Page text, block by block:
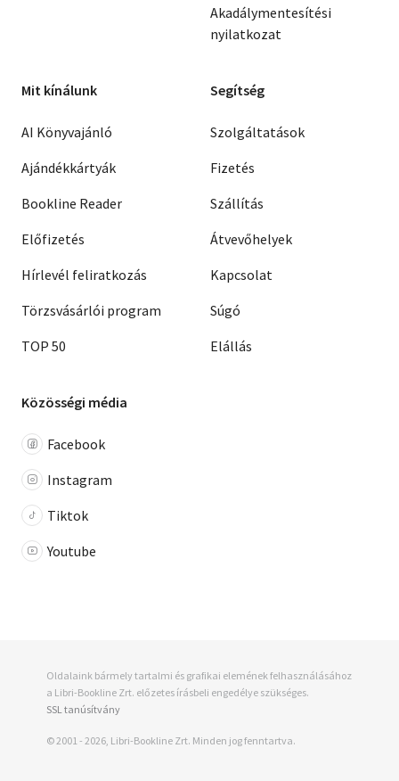
Akadálymentesítési
nyilatkozat
Mit kínálunk
AI Könyvajánló
Ajándékkártyák
Bookline Reader
Előfizetés
Hírlevél feliratkozás
Törzsvásárlói program
TOP 50
Segítség
Szolgáltatások
Fizetés
Szállítás
Átvevőhelyek
Kapcsolat
Súgó
Elállás
Közösségi média
Facebook
Instagram
Tiktok
Youtube
Oldalaink bármely tartalmi és grafikai elemének felhasználásához
a Libri-Bookline Zrt. előzetes írásbeli engedélye szükséges.
SSL tanúsítvány
© 2001 - 2026, Libri-Bookline Zrt. Minden jog fenntartva.